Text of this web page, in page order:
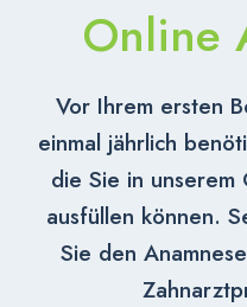
Online
Vor Ihrem ersten
einmal jährlich
die Sie in unserem
ausfüllen können.
Sie den